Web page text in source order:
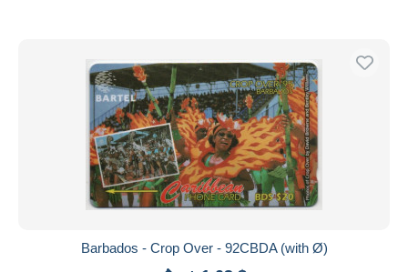
Barbados - Crop Over - 92CBDA (with Ø)